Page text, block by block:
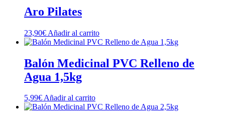
Aro Pilates
23,90€ Añadir al carrito
Balón Medicinal PVC Relleno de
Agua 1,5kg
5,99€Añadir al carrito